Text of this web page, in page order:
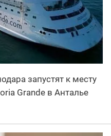
запустят к месту
Grande в Анталье